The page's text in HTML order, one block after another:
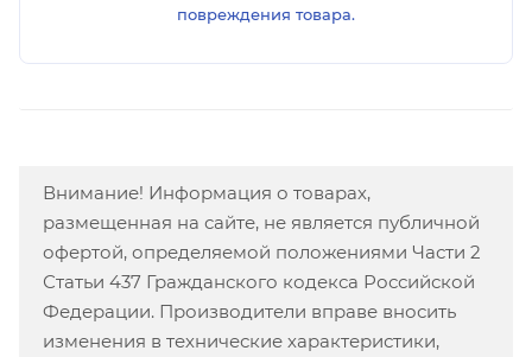
повреждения товара.
Внимание! Информация о товарах,
размещенная на сайте, не является публичной
офертой, определяемой положениями Части 2
Статьи 437 Гражданского кодекса Российской
Федерации. Производители вправе вносить
изменения в технические характеристики,